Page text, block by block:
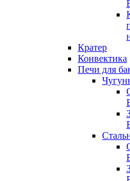
Кратер
Конвектика
Печи для